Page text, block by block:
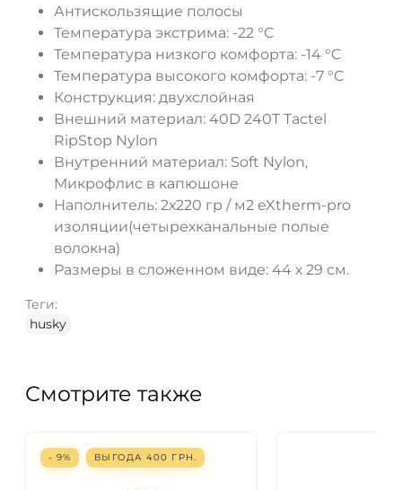
Антискользящие полосы
Температура экстрима: -22 °C
Температура низкого комфорта: -14 °C
Температура высокого комфорта: -7 °C
Конструкция: двухслойная
Внешний материал: 40D 240T Tactel
RipStop Nylon
Внутренний материал: Soft Nylon,
Микрофлис в капюшоне
Наполнитель: 2х220 гр / м2 eXtherm-pro
изоляции(четырехканальные полые
волокна)
Размеры в сложенном виде: 44 х 29 см.
Теги:
husky
Смотрите также
- 9% ВЫГОДА 400 ГРН.